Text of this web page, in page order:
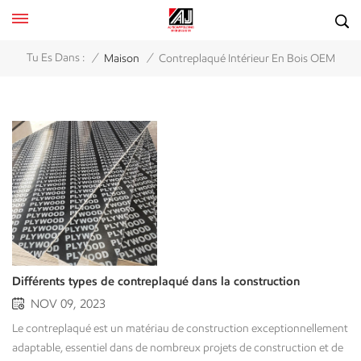
Tu Es Dans : / Maison / Contreplaqué Intérieur En Bois OEM
Différents types de contreplaqué dans la construction
NOV 09, 2023
Le contreplaqué est un matériau de construction exceptionnellement
adaptable, essentiel dans de nombreux projets de construction et de